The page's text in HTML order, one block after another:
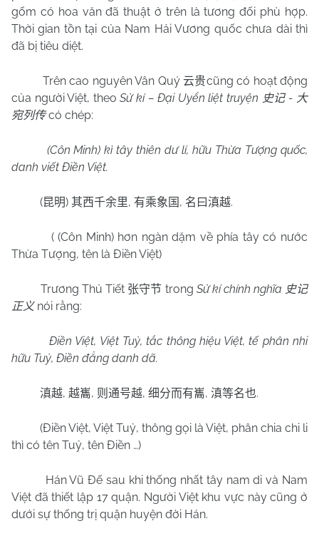
gốm có hoa văn đã thuật ở trên là tương đối phù hợp.
Thời gian tồn tại của Nam Hải Vương quốc chưa dài thì
đã bị tiêu diệt.
Trên cao nguyên Vân Quý 云贵cũng có hoạt động
của người Việt, theoSử kí – Đại Uyển liệt truyện 史记- 大
宛列传 có chép:
(Côn Minh) kì tây thiên dư lí, hữu Thừa Tượng quốc,
danh viết Điền Việt.
(昆明) 其西千余里, 有乘象国 , 名曰滇越.
( (Côn Minh) hơn ngàn dặm về phía tây có nước
Thừa Tượng, tên là Điền Việt)
Trương Thủ Tiết 张守节 trong Sử kí chính nghĩa 史记
正义 nói rằng:
Điền Việt, Việt Tuỷ, tắc thông hiệu Việt, tế phân nhi
hữu Tuỷ, Điền đẳng danh dã.
滇越, 越巂, 则通号越, 细分而有巂, 滇等名也.
(Điền Việt, Việt Tuỷ, thông gọi là Việt, phân chia chi li
thì có tên Tuỷ, tên Điền …)
Hán Vũ Đế sau khi thống nhất tây nam di và Nam
Việt đã thiết lập 17 quận. Người Việt khu vực này cũng ở
dưới sự thống trị quận huyện đời Hán.